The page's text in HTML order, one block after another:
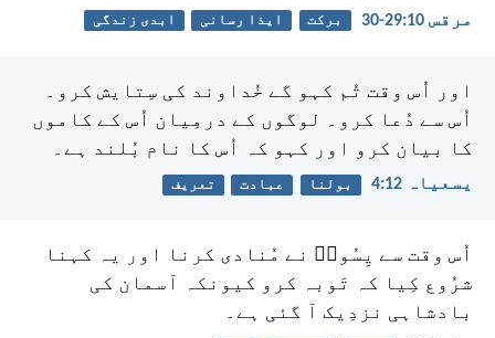
مرقس 10:‏29-‏30 برکت ایذا رسانی ابدی زندگی
اور اُس وقت تُم کہو گے خُداوند کی سِتایش کرو۔
اُس سے دُعا کرو۔ لوگوں کے درمِیان اُس کے کاموں
کا بیان کرو
اور کہو کہ اُس کا نام بُلند ہے۔
یسعیاہ 12:‏4 بولنا عبادت تعریف
اُس وقت سے یِسُوعؔ نے مُنادی کرنا اور یہ کہنا
شرُوع کِیا کہ تَوبہ کرو کیونکہ آسمان کی
بادشاہی نزدِیک آ گئی ہے۔